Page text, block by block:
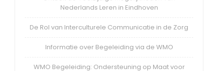
Nederlands Leren in Eindhoven
De Rol van Interculturele Communicatie in de Zorg
Informatie over Begeleiding via de WMO
WMO Begeleiding: Ondersteuning op Maat voor